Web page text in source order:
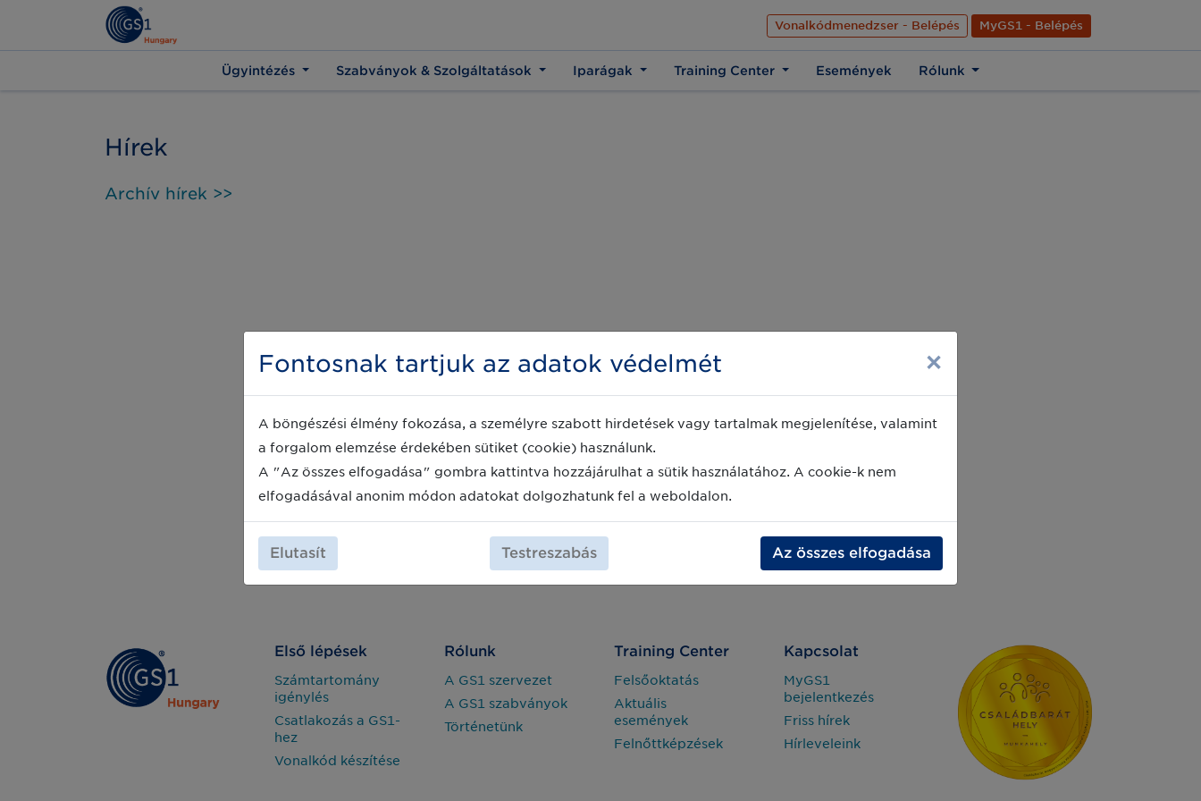
Az üzleti élet közös nyelve Hírek Kapcsolat Rólunk
EN
Vonalkódmenedzser - Belépés
MyGS1 - Belépés
Ügyintézés Szabványok & Szolgáltatások Iparágak Training Center Események Rólunk
Hírek
Archív hírek >>
Első lépések
Számtartomány
igénylés
Csatlakozás a GS1-
hez
Vonalkód készítése
Rólunk
A GS1 szervezet
A GS1 szabványok
Történetünk
Training Center
Felsőoktatás
Aktuális
események
Felnőttképzések
Kapcsolat
MyGS1
bejelentkezés
Friss hírek
Hírleveleink
Fontosnak tartjuk az adatok védelmét ×
A böngészési élmény fokozása, a személyre szabott hirdetések vagy tartalmak megjelenítése, valamint
a forgalom elemzése érdekében sütiket (cookie) használunk.
A "Az összes elfogadása" gombra kattintva hozzájárulhat a sütik használatához. A cookie-k nem
elfogadásával anonim módon adatokat dolgozhatunk fel a weboldalon.
Elutasít Testreszabás Az összes elfogadása